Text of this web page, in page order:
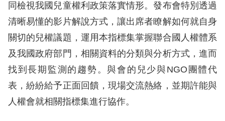
務
核
心
人
權
公
約
同檢視我國兒童權利政策落實情形。發布會特別透過
清晰易懂的影片解說方式，讓出席者瞭解如何就自身
關切的兒權議題，運用本指標集掌握聯合國人權體系
及我國政府部門，相關資料的分類與分析方式，進而
找到長期監測的趨勢。與會的兒少與NGO團體代
表，紛紛給予正面回饋，現場交流熱絡，並期許能與
人權會就相關指標集進行協作。